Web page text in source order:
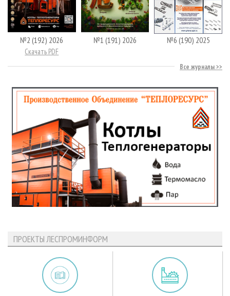
№2 (192) 2026
Скачать PDF
№1 (191) 2026 №6 (190) 2025
Все журналы
ПРОЕКТЫ ЛЕСПРОМИНФОРМ